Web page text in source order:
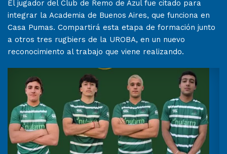
El jugador del Club de Remo de Azul fue citado para
integrar la Academia de Buenos Aires, que funciona en
Casa Pumas. Compartirá esta etapa de formación junto
a otros tres rugbiers de la UROBA, en un nuevo
reconocimiento al trabajo que viene realizando.